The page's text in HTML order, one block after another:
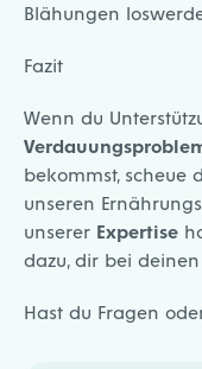
Blähungen
Fazit
Wenn du
bekommst, scheue
unseren
unserer Expertise
dazu, dir bei
Hast du Fragen